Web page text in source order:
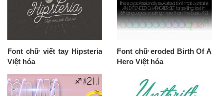
Font chữ viết tay Hipsteria
Việt hóa
Font chữ eroded Birth Of A
Hero Việt hóa